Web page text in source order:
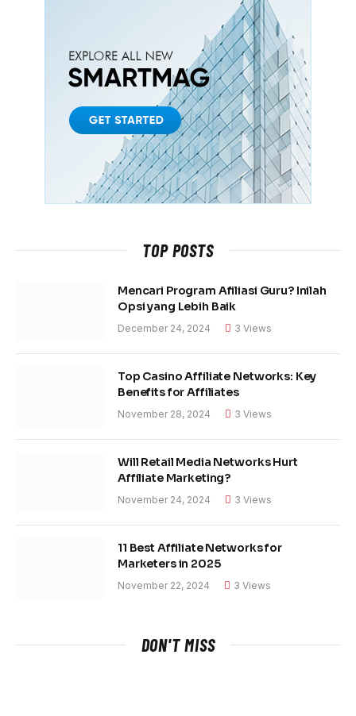
TOP POSTS
Mencari Program Afiliasi Guru? Inilah
Opsi yang Lebih Baik
December 24, 2024 3 Views
Top Casino Affiliate Networks: Key
Benefits for Affiliates
November 28, 2024 3 Views
Will Retail Media Networks Hurt
Affiliate Marketing?
November 24, 2024 3 Views
11 Best Affiliate Networks for
Marketers in 2025
November 22, 2024 3 Views
DON'T MISS